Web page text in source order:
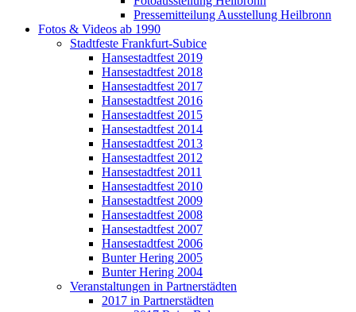
Pressemitteilung Ausstellung Heilbronn
Fotos & Videos ab 1990
Stadtfeste Frankfurt-Subice
Hansestadtfest 2019
Hansestadtfest 2018
Hansestadtfest 2017
Hansestadtfest 2016
Hansestadtfest 2015
Hansestadtfest 2014
Hansestadtfest 2013
Hansestadtfest 2012
Hansestadtfest 2011
Hansestadtfest 2010
Hansestadtfest 2009
Hansestadtfest 2008
Hansestadtfest 2007
Hansestadtfest 2006
Bunter Hering 2005
Bunter Hering 2004
Veranstaltungen in Partnerstädten
2017 in Partnerstädten